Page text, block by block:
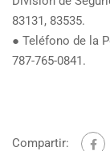
83131, 83535.
● Teléfono de la
787-765-0841.
Compartir: